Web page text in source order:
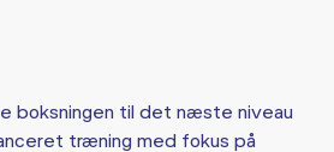
boksningen til det næste niveau
træning med fokus på